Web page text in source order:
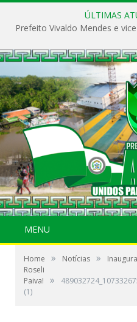
ÚLTIMAS
MENU
Home » Notícias »
Roseli
Paiva!
»
(1)